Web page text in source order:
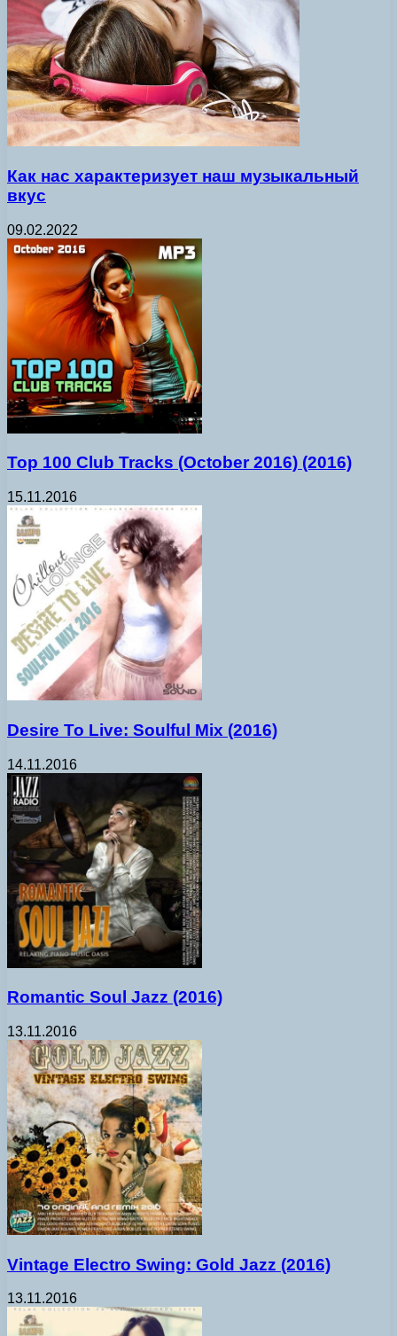
Как нас характеризует наш музыкальный
вкус
09.02.2022
Top 100 Club Tracks (October 2016) (2016)
15.11.2016
Desire To Live: Soulful Mix (2016)
14.11.2016
Romantic Soul Jazz (2016)
13.11.2016
Vintage Electro Swing: Gold Jazz (2016)
13.11.2016